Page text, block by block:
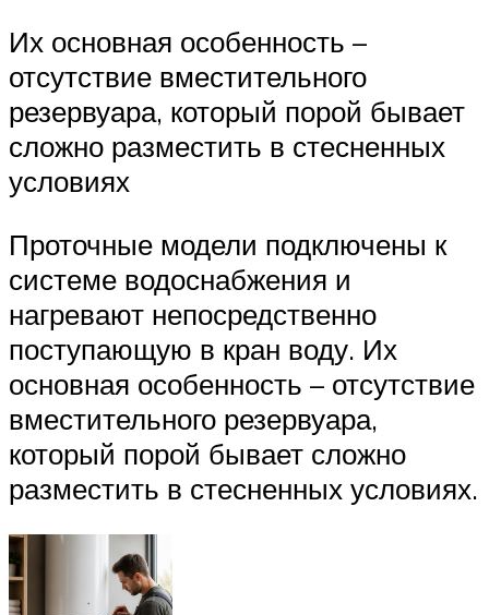
Их основная особенность –
отсутствие вместительного
резервуара, который порой бывает
сложно разместить в стесненных
условиях
Проточные модели подключены к
системе водоснабжения и
нагревают непосредственно
поступающую в кран воду. Их
основная особенность – отсутствие
вместительного резервуара,
который порой бывает сложно
разместить в стесненных условиях.